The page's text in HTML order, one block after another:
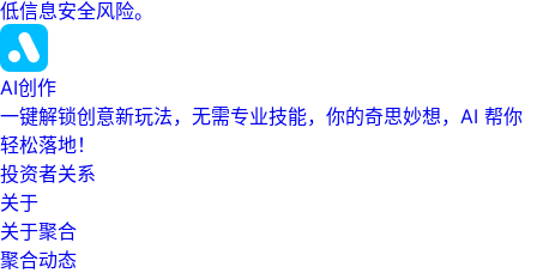
低信息安全风险。
AI创作
一键解锁创意新玩法，无需专业技能，你的奇思妙想，AI 帮你
轻松落地！
投资者关系
关于
关于聚合
聚合动态